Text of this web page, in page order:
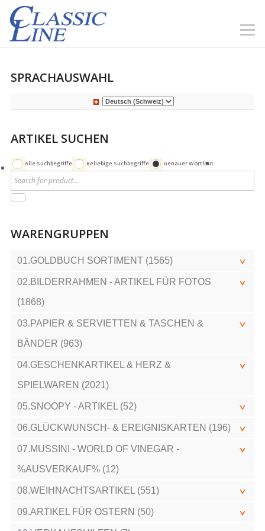
SPRACHAUSWAHL
ARTIKEL SUCHEN
Alle Suchbegriffe Beliebige Suchbegriffe Genauer Wortlaut
WARENGRUPPEN
01.GOLDBUCH SORTIMENT (1565)
02.BILDERRAHMEN - ARTIKEL FÜR FOTOS
(1868)
03.PAPIER & SERVIETTEN & TASCHEN &
BÄNDER (963)
04.GESCHENKARTIKEL & HERZ &
SPIELWAREN (2021)
05.SNOOPY - ARTIKEL (52)
06.GLÜCKWUNSCH- & EREIGNISKARTEN (196)
07.MUSSINI - WORLD OF VINEGAR -
%AUSVERKAUF% (12)
08.WEIHNACHTSARTIKEL (551)
09.ARTIKEL FÜR OSTERN (50)